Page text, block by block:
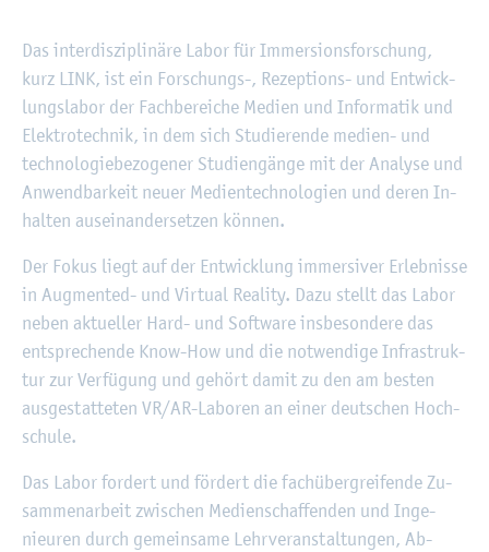
Das in­ter­dis­zi­pli­nä­re Labor für Im­mer­si­ons­for­schung,
kurz LINK, ist ein For­schungs-, Re­zep­ti­ons- und Ent­wick­
lungs­la­bor der Fach­be­rei­che Me­di­en und In­for­ma­tik und
Elek­tro­tech­nik, in dem sich Stu­die­ren­de me­di­en- und
tech­no­lo­gie­be­zo­ge­ner Stu­di­en­gän­ge mit der Ana­ly­se und
An­wend­bar­keit neuer Me­di­en­tech­no­lo­gi­en und deren In­
hal­ten aus­ein­an­der­set­zen kön­nen.
Der Fokus liegt auf der Ent­wick­lung im­mer­si­ver Er­leb­nis­se
in Aug­men­ted- und Vir­tu­al Rea­li­ty. Dazu stellt das Labor
neben ak­tu­el­ler Hard- und Soft­ware ins­be­son­de­re das
ent­spre­chen­de Know-How und die not­wen­di­ge In­fra­struk­
tur zur Ver­fü­gung und ge­hört damit zu den am bes­ten
aus­ge­stat­te­ten VR/AR-La­bo­ren an einer deut­schen Hoch­
schu­le.
Das Labor for­dert und för­dert die fach­über­grei­fen­de Zu­
sam­men­ar­beit zwi­schen Me­di­en­schaf­fen­den und In­ge­
nieu­ren durch ge­mein­sa­me Lehr­ver­an­stal­tun­gen, Ab­